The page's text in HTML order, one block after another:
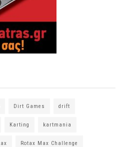
Dirt Games drift
Karting kartmania
Rotax Max Challenge